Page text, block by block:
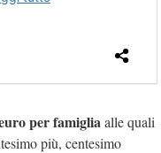
per famigliaalle quali
più, centesimo